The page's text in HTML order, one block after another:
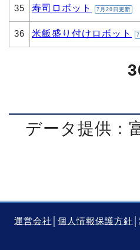
35 寿司ロボット 7月20日更新
36 米飯盛り付けロボット
データ提供：
運営会社 個人情報保護方針